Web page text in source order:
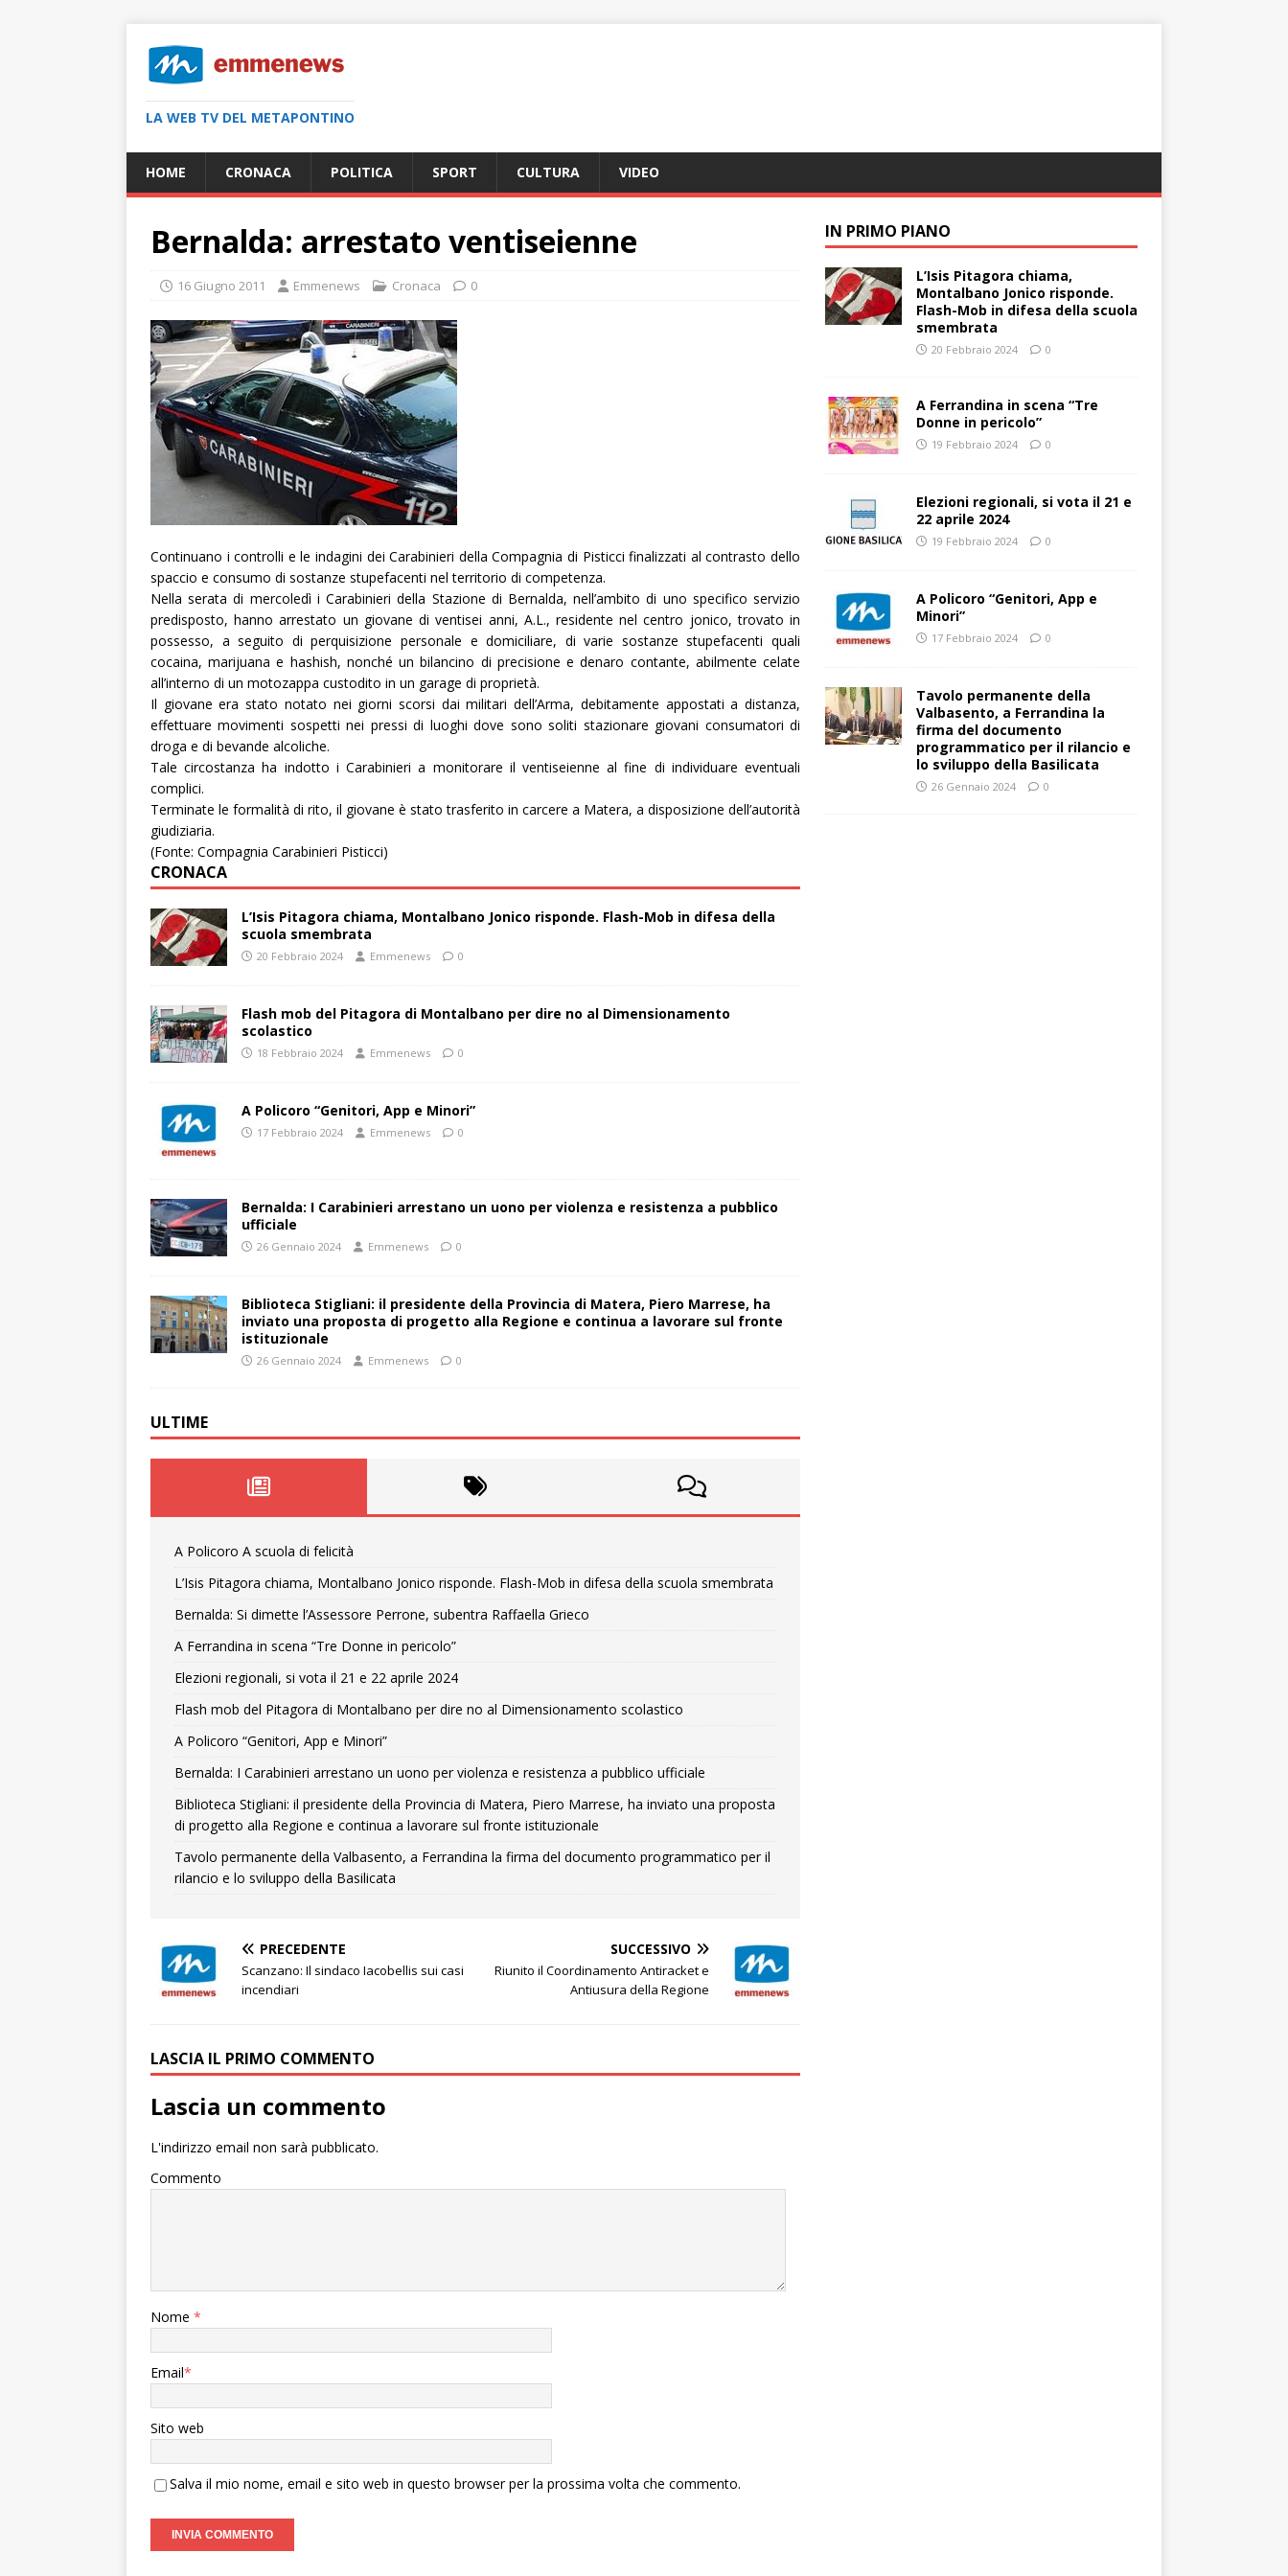
LA WEB TV DEL METAPONTINO
HOME CRONACA POLITICA SPORT CULTURA VIDEO
Bernalda: arrestato ventiseienne
16 Giugno 2011 Emmenews Cronaca 0
Continuano i controlli e le indagini dei Carabinieri della Compagnia di Pisticci finalizzati al contrasto dello
spaccio e consumo di sostanze stupefacenti nel territorio di competenza.
Nella serata di mercoledì i Carabinieri della Stazione di Bernalda, nell’ambito di uno specifico servizio
predisposto, hanno arrestato un giovane di ventisei anni, A.L., residente nel centro jonico, trovato in
possesso, a seguito di perquisizione personale e domiciliare, di varie sostanze stupefacenti quali
cocaina, marijuana e hashish, nonché un bilancino di precisione e denaro contante, abilmente celate
all’interno di un motozappa custodito in un garage di proprietà.
Il giovane era stato notato nei giorni scorsi dai militari dell’Arma, debitamente appostati a distanza,
effettuare movimenti sospetti nei pressi di luoghi dove sono soliti stazionare giovani consumatori di
droga e di bevande alcoliche.
Tale circostanza ha indotto i Carabinieri a monitorare il ventiseienne al fine di individuare eventuali
complici.
Terminate le formalità di rito, il giovane è stato trasferito in carcere a Matera, a disposizione dell’autorità
giudiziaria.
(Fonte: Compagnia Carabinieri Pisticci)
CRONACA
L’Isis Pitagora chiama, Montalbano Jonico risponde. Flash-Mob in difesa della
scuola smembrata
20 Febbraio 2024 Emmenews 0
Flash mob del Pitagora di Montalbano per dire no al Dimensionamento
scolastico
18 Febbraio 2024 Emmenews 0
A Policoro “Genitori, App e Minori”
17 Febbraio 2024 Emmenews 0
Bernalda: I Carabinieri arrestano un uono per violenza e resistenza a pubblico
ufficiale
26 Gennaio 2024 Emmenews 0
Biblioteca Stigliani: il presidente della Provincia di Matera, Piero Marrese, ha
inviato una proposta di progetto alla Regione e continua a lavorare sul fronte
istituzionale
26 Gennaio 2024 Emmenews 0
ULTIME
A Policoro A scuola di felicità
L’Isis Pitagora chiama, Montalbano Jonico risponde. Flash-Mob in difesa della scuola smembrata
Bernalda: Si dimette l’Assessore Perrone, subentra Raffaella Grieco
A Ferrandina in scena “Tre Donne in pericolo”
Elezioni regionali, si vota il 21 e 22 aprile 2024
Flash mob del Pitagora di Montalbano per dire no al Dimensionamento scolastico
A Policoro “Genitori, App e Minori”
Bernalda: I Carabinieri arrestano un uono per violenza e resistenza a pubblico ufficiale
Biblioteca Stigliani: il presidente della Provincia di Matera, Piero Marrese, ha inviato una proposta
di progetto alla Regione e continua a lavorare sul fronte istituzionale
Tavolo permanente della Valbasento, a Ferrandina la firma del documento programmatico per il
rilancio e lo sviluppo della Basilicata
PRECEDENTE
Scanzano: Il sindaco Iacobellis sui casi
incendiari
SUCCESSIVO
Riunito il Coordinamento Antiracket e
Antiusura della Regione
LASCIA IL PRIMO COMMENTO
Lascia un commento
L'indirizzo email non sarà pubblicato.
Commento
Nome *
Email*
Sito web
Salva il mio nome, email e sito web in questo browser per la prossima volta che commento.
IN PRIMO PIANO
L’Isis Pitagora chiama,
Montalbano Jonico risponde.
Flash-Mob in difesa della scuola
smembrata
20 Febbraio 2024 0
A Ferrandina in scena “Tre
Donne in pericolo”
19 Febbraio 2024 0
Elezioni regionali, si vota il 21 e
22 aprile 2024
19 Febbraio 2024 0
A Policoro “Genitori, App e
Minori”
17 Febbraio 2024 0
Tavolo permanente della
Valbasento, a Ferrandina la
firma del documento
programmatico per il rilancio e
lo sviluppo della Basilicata
26 Gennaio 2024 0